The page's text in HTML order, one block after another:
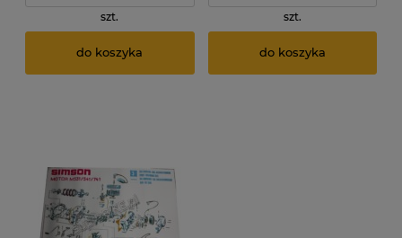
szt.
do koszyka
szt.
do koszyka